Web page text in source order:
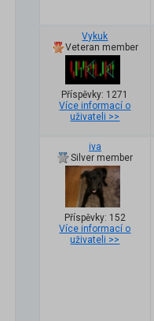
Vykuk
Veteran member
Příspěvky: 1271
Více informací o
uživateli >>
iva
Silver member
Příspěvky: 152
Více informací o
uživateli >>